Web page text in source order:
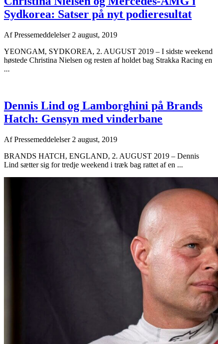
Sydkorea: Satser på nyt podieresultat
AfPressemeddelelser 2 august, 2019
YEONGAM, SYDKOREA, 2. AUGUST 2019 – I sidste weekend
høstede Christina Nielsen og resten af holdet bag Strakka Racing en
...
Dennis Lind og Lamborghini på Brands
Hatch: Gensyn med vinderbane
AfPressemeddelelser 2 august, 2019
BRANDS HATCH, ENGLAND, 2. AUGUST 2019 – Dennis
Lind sætter sig for tredje weekend i træk bag rattet af en ...